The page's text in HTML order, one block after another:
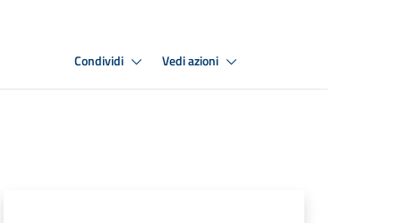
Condividi Vedi azioni